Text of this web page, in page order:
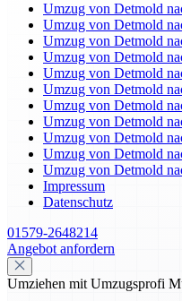
Umzug von Detmold
Umzug von Detmold
Umzug von Detmold
Umzug von Detmold
Umzug von Detmold
Umzug von Detmold
Umzug von Detmold
Umzug von Detmold
Umzug von Detmold
Umzug von Detmold
Umzug von Detmold
Impressum
Datenschutz
01579-2648214
Angebot anfordern
Umziehen mit Umzugsprofi